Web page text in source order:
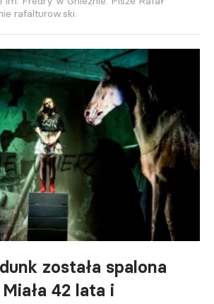
rafalturow.ski.
została spalona
42 lata i